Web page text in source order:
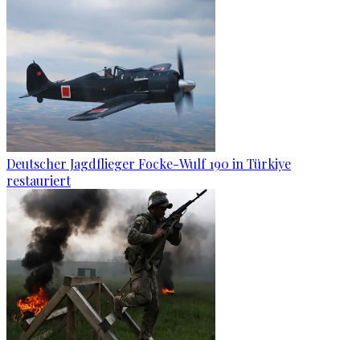
Deutscher Jagdflieger Focke-Wulf 190 in Türkiye
restauriert